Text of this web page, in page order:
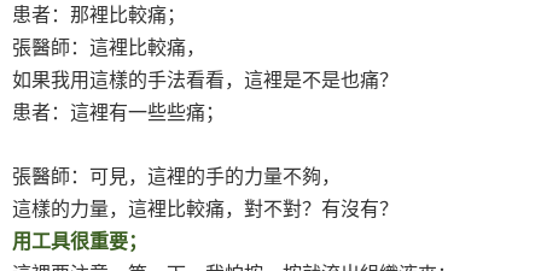
患者：那裡比較痛；
張醫師：這裡比較痛，
如果我用這樣的手法看看，這裡是不是也痛？
患者：這裡有一些些痛；
張醫師：可見，這裡的手的力量不夠，
這樣的力量，這裡比較痛，對不對？有沒有？
用工具很重要；